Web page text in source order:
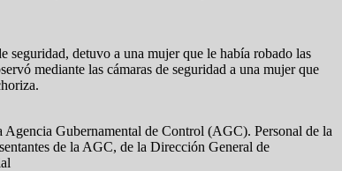
seguridad, detuvo a una mujer que le había robado las
mediante las cámaras de seguridad a una mujer que
Gubernamental de Control (AGC). Personal de la
de la AGC, de la Dirección General de